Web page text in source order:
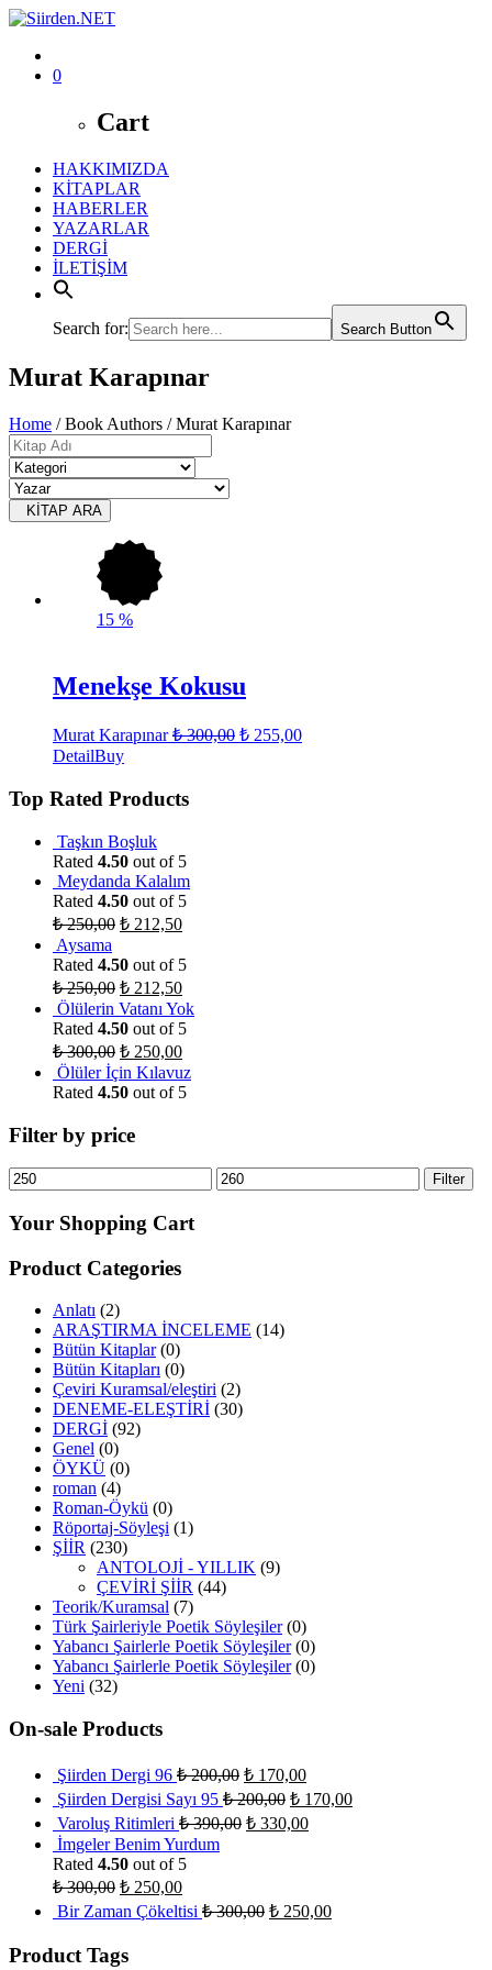
0
Cart
HAKKIMIZDA
KİTAPLAR
HABERLER
YAZARLAR
DERGİ
İLETİŞİM
Search for: Search Button
Murat Karapınar
Home / Book Authors / Murat Karapınar
KİTAP ARA
15 %
Menekşe Kokusu
Murat Karapınar ₺300,00 ₺ 255,00
DetailBuy
Top Rated Products
Taşkın Boşluk
Rated 4.50 out of 5
Meydanda Kalalım
Rated 4.50 out of 5
₺250,00 ₺ 212,50
Aysama
Rated 4.50 out of 5
₺250,00 ₺ 212,50
Ölülerin Vatanı Yok
Rated 4.50 out of 5
₺300,00 ₺ 250,00
Ölüler İçin Kılavuz
Rated 4.50 out of 5
Filter by price
Filter
Your Shopping Cart
Product Categories
Anlatı (2)
ARAŞTIRMA İNCELEME (14)
Bütün Kitaplar (0)
Bütün Kitapları (0)
Çeviri Kuramsal/eleştiri (2)
DENEME-ELEŞTİRİ (30)
DERGİ (92)
Genel (0)
ÖYKÜ (0)
roman (4)
Roman-Öykü (0)
Röportaj-Söyleşi (1)
ŞİİR (230)
ANTOLOJİ - YILLIK (9)
ÇEVİRİ ŞİİR (44)
Teorik/Kuramsal (7)
Türk Şairleriyle Poetik Söyleşiler (0)
Yabancı Şairlerle Poetik Söyleşiler (0)
Yabancı Şairlerle Poetik Söyleşiler (0)
Yeni (32)
On-sale Products
Şiirden Dergi 96 ₺200,00 ₺ 170,00
Şiirden Dergisi Sayı 95 ₺200,00 ₺ 170,00
Varoluş Ritimleri ₺390,00 ₺ 330,00
İmgeler Benim Yurdum
Rated 4.50 out of 5
₺300,00 ₺ 250,00
Bir Zaman Çökeltisi ₺300,00 ₺ 250,00
Product Tags